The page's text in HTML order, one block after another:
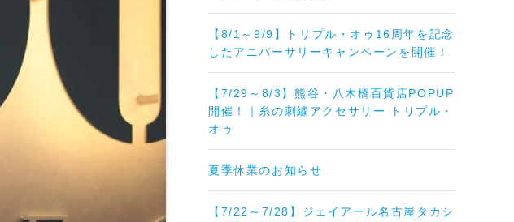
【8/1～9/9】トリプル・オゥ16周年を記念
したアニバーサリーキャンペーンを開催！
【7/29～8/3】熊谷・八木橋百貨店POPUP
開催！｜糸の刺繍アクセサリー トリプル・
オゥ
夏季休業のお知らせ
【7/22～7/28】ジェイアール名古屋タカシ